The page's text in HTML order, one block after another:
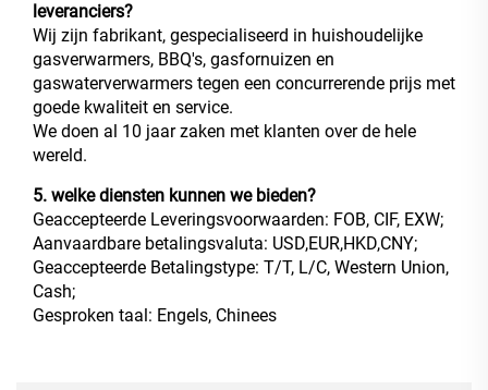
leveranciers?
Wij zijn fabrikant, gespecialiseerd in huishoudelijke
gasverwarmers, BBQ's, gasfornuizen en
gaswaterverwarmers tegen een concurrerende prijs met
goede kwaliteit en service.
We doen al 10 jaar zaken met klanten over de hele
wereld.
5. welke diensten kunnen we bieden?
Geaccepteerde Leveringsvoorwaarden: FOB, CIF, EXW;
Aanvaardbare betalingsvaluta: USD,EUR,HKD,CNY;
Geaccepteerde Betalingstype: T/T, L/C, Western Union,
Cash;
Gesproken taal: Engels, Chinees